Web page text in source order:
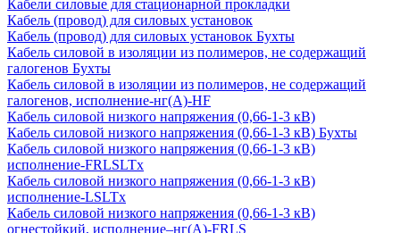
Кабели силовые для стационарной прокладки
Кабель (провод) для силовых установок
Кабель (провод) для силовых установок Бухты
Кабель силовой в изоляции из полимеров, не содержащий
галогенов Бухты
Кабель силовой в изоляции из полимеров, не содержащий
галогенов, исполнение-нг(А)-HF
Кабель силовой низкого напряжения (0,66-1-3 кВ)
Кабель силовой низкого напряжения (0,66-1-3 кВ) Бухты
Кабель силовой низкого напряжения (0,66-1-3 кВ)
исполнение-FRLSLTx
Кабель силовой низкого напряжения (0,66-1-3 кВ)
исполнение-LSLTx
Кабель силовой низкого напряжения (0,66-1-3 кВ)
огнестойкий, исполнение–нг(А)-FRLS